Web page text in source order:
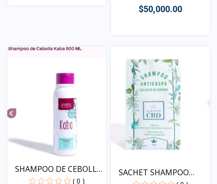
$50,000.00
SHAMPOO DE CEBOLLA
KABA...
( 0 )
SACHET SHAMPOO